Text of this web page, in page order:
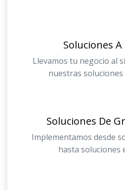
Soluciones
Llevamos tu negocio al
nuestras soluciones
Soluciones De
Implementamos desde
hasta soluciones